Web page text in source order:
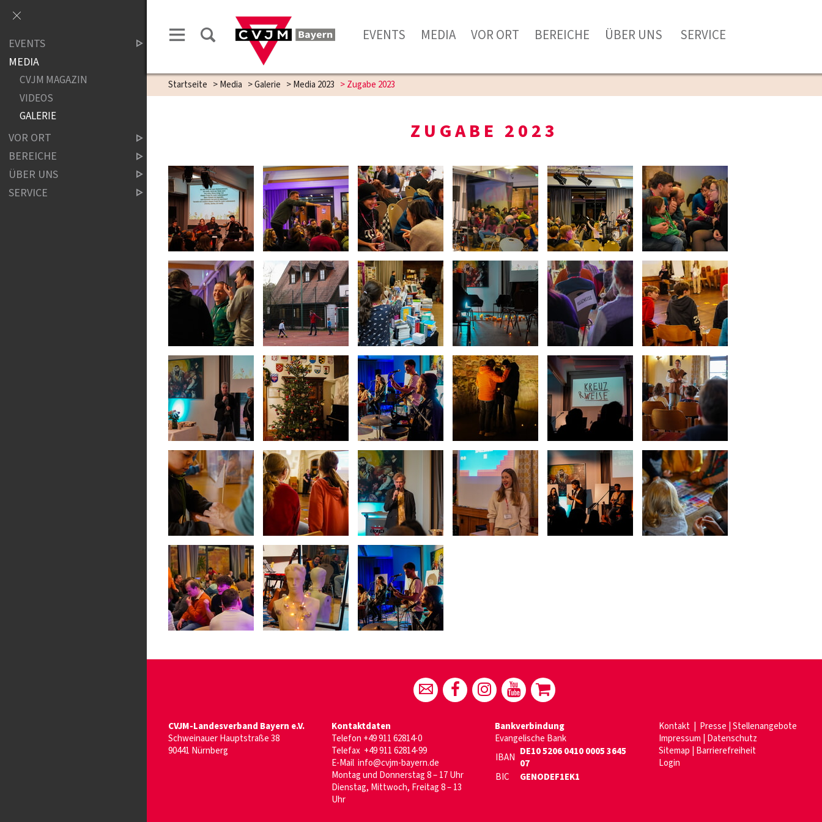
EVENTS MEDIA VOR ORT BEREICHE ÜBER UNS SERVICE
Startseite >Media >Galerie >Media 2023 >Zugabe 2023
ZUGABE 2023
CVJM-Landesverband Bayern e.V.
Schweinauer Hauptstraße 38
90441 Nürnberg
Kontaktdaten
Telefon +49 911 62814-0
Telefax +49 911 62814-99
E-Mail info@cvjm-bayern.de
Montag und Donnerstag 8 – 17 Uhr
Dienstag, Mittwoch, Freitag 8 – 13
Uhr
Bankverbindung
Evangelische Bank
IBAN DE10 5206 0410 0005 3645
07
BIC
GENODEF1EK1
Kontakt Presse Stellenangebote
Impressum Datenschutz
Sitemap Barrierefreiheit
Login
EVENTS
MEDIA
CVJM MAGAZIN
VIDEOS
GALERIE
VOR ORT
BEREICHE
ÜBER UNS
SERVICE